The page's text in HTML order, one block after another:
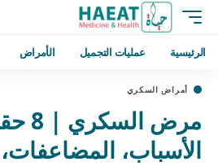
الرئيسية عمليات التجميل الأمراض
أمراض السكري
مرض
الأسباب، المضاعفات،